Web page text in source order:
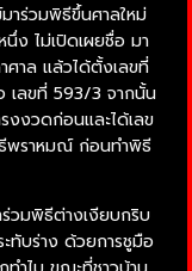
าร่วมพิธีขึ้นศาลใหม่
ง ไม่เปิดเผยชื่อ มา
ศาล แล้วได้ตั้งเลขที่
เลขที่ 593/3 จากนั้น
งงวดก่อนและได้เลข
พราหมณ์ ก่อนทำพิธี
ร่วมพิธีต่างเงียบกริบ
ทับร่าง ด้วยการชูมือ